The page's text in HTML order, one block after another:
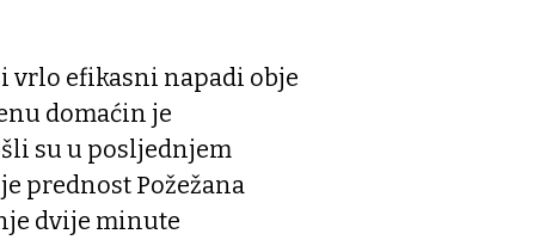
vrlo efikasni napadi obje
domaćin je
su u posljednjem
prednost Požežana
dvije minute